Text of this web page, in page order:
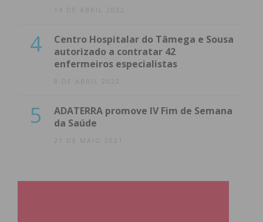
14 DE ABRIL 2022
4
Centro Hospitalar do Tâmega e Sousa
autorizado a contratar 42
enfermeiros especialistas
8 DE ABRIL 2022
5
ADATERRA promove IV Fim de Semana
da Saúde
21 DE MAIO 2021